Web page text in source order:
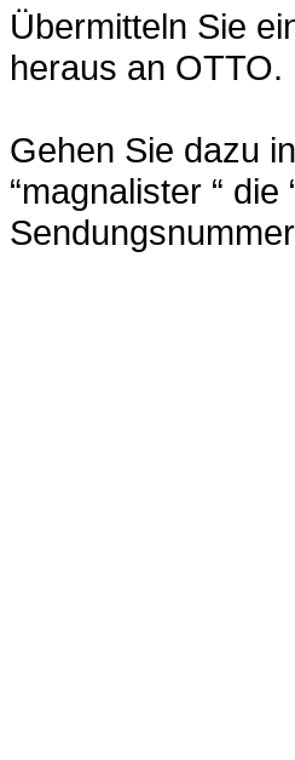
Übermitteln Sie
heraus an OTTO.
Gehen Sie dazu
“magnalister “